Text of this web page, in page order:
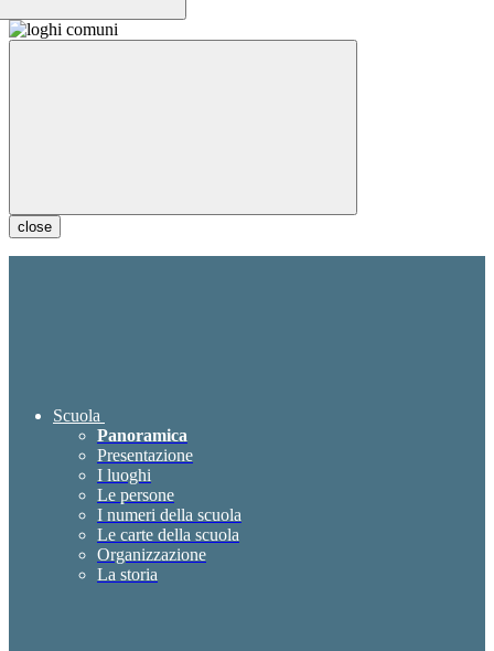
close
Scuola
Panoramica
Presentazione
I luoghi
Le persone
I numeri della scuola
Le carte della scuola
Organizzazione
La storia